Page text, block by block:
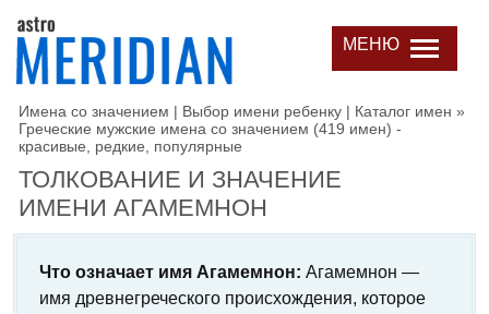
МЕНЮ
Имена со значением | Выбор имени ребенку | Каталог имен »
Греческие мужские имена со значением (419 имен) -
красивые, редкие, популярные
ТОЛКОВАНИЕ И ЗНАЧЕНИЕ
ИМЕНИ АГАМЕМНОН
Что означает имя Агамемнон: Агамемнон —
имя древнегреческого происхождения, которое